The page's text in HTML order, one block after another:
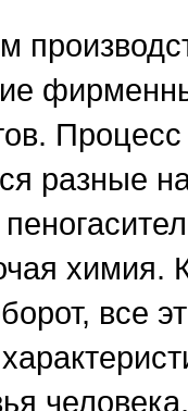
разные
химия.
все